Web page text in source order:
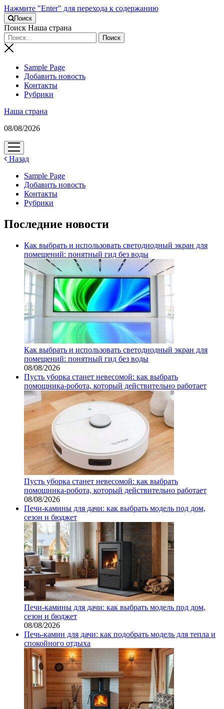
Нажмите "Enter" для перехода к содержанию
Поиск
Поиск Наша страна
Sample Page
Добавить новость
Контакты
Рубрики
Наша страна
08/08/2026
открыть
меню
Назад
Sample Page
Добавить новость
Контакты
Рубрики
Последние новости
Как выбрать и использовать светодиодный экран для
помещений: понятный гид без воды
Как выбрать и использовать светодиодный экран для
помещений: понятный гид без воды
08/08/2026
Пусть уборка станет невесомой: как выбрать
помощника‑робота, который действительно работает
Пусть уборка станет невесомой: как выбрать
помощника‑робота, который действительно работает
08/08/2026
Печи-камины для дачи: как выбрать модель под дом,
сезон и бюджет
Печи-камины для дачи: как выбрать модель под дом,
сезон и бюджет
08/08/2026
Печь-камин для дачи: как подобрать модель для тепла и
спокойного отдыха